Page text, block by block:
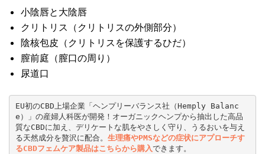
小陰唇と大陰唇
クリトリス（クリトリスの外側部分）
陰核包皮（クリトリスを保護するひだ）
膣前庭（膣口の周り）
尿道口
EU初のCBD上場企業「ヘンプリーバランス社（Hemply Balanc
e）」の産婦人科医が開発！オーガニックヘンプから抽出した高品
質なCBDに加え、デリケートな肌をやさしく守り、うるおいを与え
る天然成分を贅沢に配合。 生理痛やPMSなどの症状にアプローチす
るCBDフェムケア製品はこちらから購入